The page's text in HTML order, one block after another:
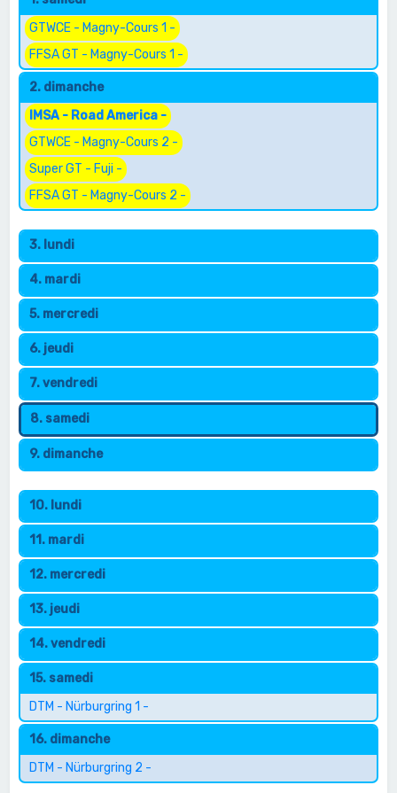
h
GTWCE - Magny-Cours 1 -
FFSA GT - Magny-Cours 1 -
2. dimanche
IMSA - Road America -
GTWCE - Magny-Cours 2 -
Super GT - Fuji -
FFSA GT - Magny-Cours 2 -
3. lundi
4. mardi
5. mercredi
6. jeudi
7. vendredi
8. samedi
9. dimanche
10. lundi
11. mardi
12. mercredi
13. jeudi
14. vendredi
15. samedi
DTM - Nürburgring 1 -
16. dimanche
DTM - Nürburgring 2 -